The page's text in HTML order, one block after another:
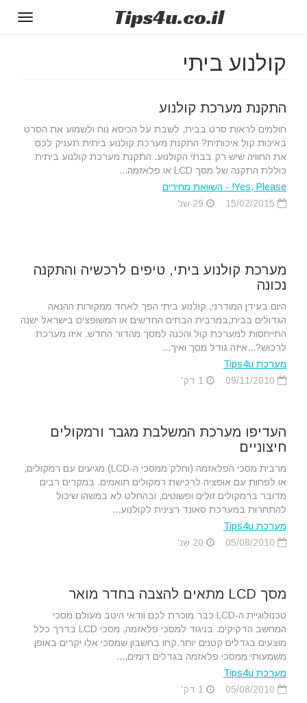
Tips4u.co.il
קולנוע ביתי
התקנת מערכת קולנוע
חולמים לראות סרט בבית, לשבת על הכיסא נוח ולשמוע את הסרט
באיכות קול איכותית? התקנת מערכת קולנוע ביתית תעניק לכם
את החוויה שיש רק בבתי הקולנוע. התקנת מערכת קולנוע ביתית
כוללת התקנה של מסך LCD או פלאזמה...
Yes, Please! - השוואת מחירים
מערכת קולנוע ביתי, טיפים לרכשיה והתקנה
נכונה
היום בעידן המודרני, קולנוע ביתי הפך לאחד ממקורות ההנאה
הגדולים בבית,במרבית הבתים החדשים או המשופצים בישראל ישנה
התייחסות למערכת קול והכנה למסך מהדור החדש. איזו מערכת
לרכוש?...איזה גודל מסך ואיך...
מערכת Tips4u
העדיפו מערכת המשלבת מגבר ורמקולים
חיצוניים
מרבית מסכי הפלאזמה (וחלק ממסכי ה-LCD) מגיעים עם רמקולים,
או לפחות עם אופציה לרכישת רמקולים תואמים. במקרים רבים
מדובר ברמקולים זולים ופשוטים, ובהחלט לא במשהו שיכול
להתחרות במערכת סאונד רצינית לקולנוע...
מערכת Tips4u
מסך LCD מתאים להצבה בחדר מואר
טכנולוגיית ה-LCD כבר מוכרת לכם וודאי היטב מעולם מסכי
המחשב הדקיקים. בניגוד למסכי פלאזמה, מסכי LCD בדרך כלל
מוצעים בגדלים קטנים יותר.קחו בחשבון שמסכי אלו יקרים באופן
משמעותי ממסכי פלאזמה בגדלים דומים,...
מערכת Tips4u